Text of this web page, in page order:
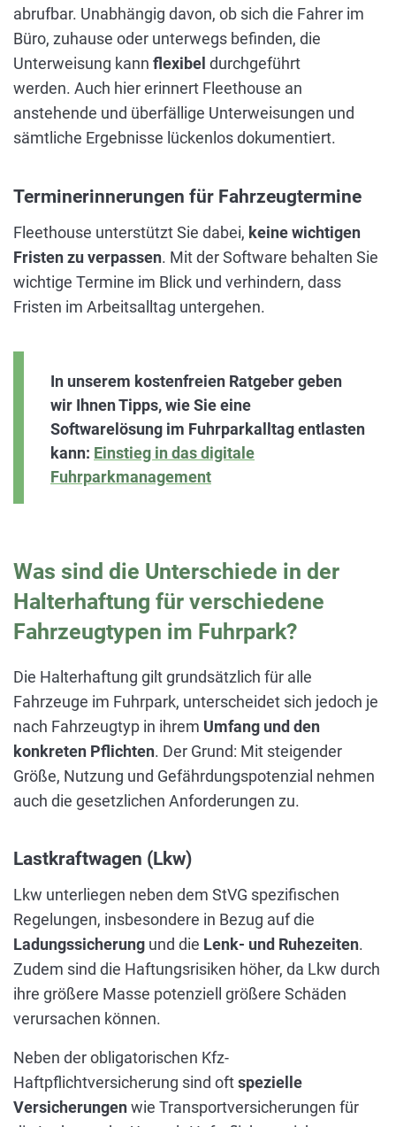
abrufbar. Unabhängig davon, ob sich die Fahrer im
Büro, zuhause oder unterwegs befinden, die
Unterweisung kann flexibel durchgeführt
werden. Auch hier erinnert Fleethouse an
anstehende und überfällige Unterweisungen und
sämtliche Ergebnisse lückenlos dokumentiert.
Terminerinnerungen für Fahrzeugtermine
Fleethouse unterstützt Sie dabei, keine wichtigen
Fristen zu verpassen. Mit der Software behalten Sie
wichtige Termine im Blick und verhindern, dass
Fristen im Arbeitsalltag untergehen.
In unserem kostenfreien Ratgeber geben
wir Ihnen Tipps, wie Sie eine
Softwarelösung im Fuhrparkalltag entlasten
kann: Einstieg in das digitale
Fuhrparkmanagement
Was sind die Unterschiede in der
Halterhaftung für verschiedene
Fahrzeugtypen im Fuhrpark?
Die Halterhaftung gilt grundsätzlich für alle
Fahrzeuge im Fuhrpark, unterscheidet sich jedoch je
nach Fahrzeugtyp in ihrem Umfang und den
konkreten Pflichten. Der Grund: Mit steigender
Größe, Nutzung und Gefährdungspotenzial nehmen
auch die gesetzlichen Anforderungen zu.
Lastkraftwagen (Lkw)
Lkw unterliegen neben dem StVG spezifischen
Regelungen, insbesondere in Bezug auf die
Ladungssicherung und die Lenk- und Ruhezeiten.
Zudem sind die Haftungsrisiken höher, da Lkw durch
ihre größere Masse potenziell größere Schäden
verursachen können.
Neben der obligatorischen Kfz-
Haftpflichtversicherung sind oftspezielle
Versicherungenwie Transportversicherungen für